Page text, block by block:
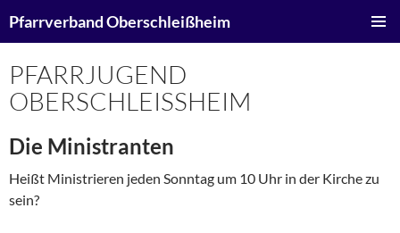
Inhalt
Pfarrverband Oberschleißheim
PFARRJUGEND
OBERSCHLEISSHEIM
Die Ministranten
Heißt Ministrieren jeden Sonntag um 10 Uhr in der Kirche zu
sein?